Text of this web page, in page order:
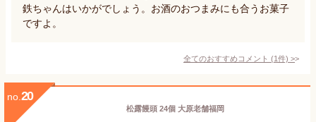
鉄ちゃんはいかがでしょう。お酒のおつまみにも合うお菓子
ですよ。
全てのおすすめコメント (1件) >
no. 20
松露饅頭 24個 大原老舗福岡